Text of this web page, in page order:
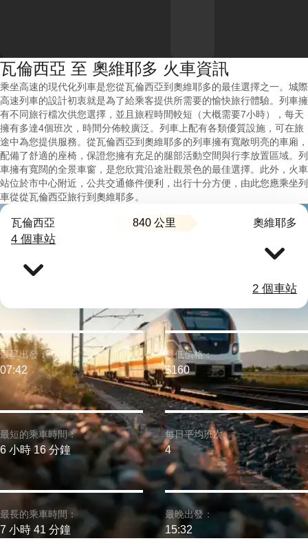
瓦倫西亞 至 奧維耶多 火車資訊
乘坐高速的現代化列車是您從瓦倫西亞到奧維耶多的最佳選擇之一。城際
高速列車的設計初衷就是為了給乘客提供所需要的愉快旅行體驗。列車擁
有不同旅行檔次供您選擇，並且旅程時間較短（大概需要7小時），每天
擁有多達4個班次，時間分佈較廣泛。列車上配有各類優質設施，可在旅
途中為您提供服務。從瓦倫西亞到奧維耶多的列車擁有寬敞明亮的車廂，
配備了舒適的座椅，保證您擁有充足的腿部活動空間與行李放置區域。列
車擁有寬闊的全景車窗，是您欣賞沿途壯觀景色的最佳選擇。此外，火車
站位於市中心附近，公共交通條件便利，出行十分方便，由此您應乘坐列
車從從瓦倫西亞旅行到奧維耶多。
瓦倫西亞 840 公里 奧維耶多
4 個車站
2 個車站
最短的乘車時間：
6 小時 16 分鐘
最早出發：
07:42
最長的乘車時間：
7 小時 41 分鐘
最低價格：
$160
每日平均班次:
4
最晚出發：
15:32